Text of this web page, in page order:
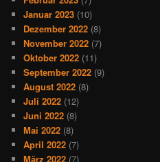
Januar 2023 (10)
Dezember 2022 (8)
November 2022 (7)
Oktober 2022 (11)
September 2022 (9)
August 2022 (8)
Juli 2022 (12)
Juni 2022 (8)
Mai 2022 (8)
April 2022 (7)
März 2022 (7)